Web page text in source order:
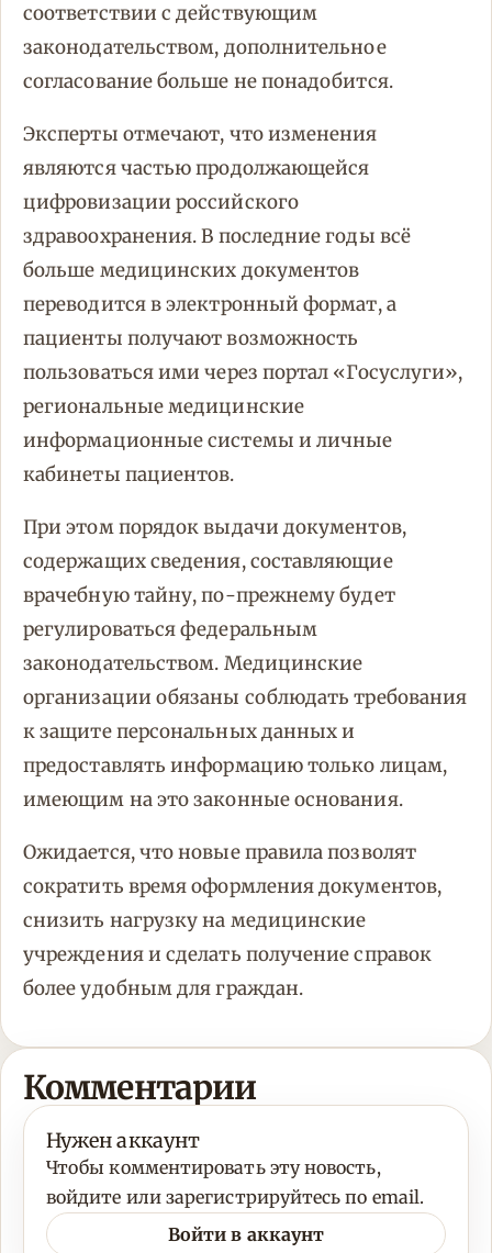
соответствии с действующим
законодательством, дополнительное
согласование больше не понадобится.
Эксперты отмечают, что изменения
являются частью продолжающейся
цифровизации российского
здравоохранения. В последние годы всё
больше медицинских документов
переводится в электронный формат, а
пациенты получают возможность
пользоваться ими через портал «Госуслуги»,
региональные медицинские
информационные системы и личные
кабинеты пациентов.
При этом порядок выдачи документов,
содержащих сведения, составляющие
врачебную тайну, по-прежнему будет
регулироваться федеральным
законодательством. Медицинские
организации обязаны соблюдать требования
к защите персональных данных и
предоставлять информацию только лицам,
имеющим на это законные основания.
Ожидается, что новые правила позволят
сократить время оформления документов,
снизить нагрузку на медицинские
учреждения и сделать получение справок
более удобным для граждан.
Комментарии
Нужен аккаунт
Чтобы комментировать эту новость,
войдите или зарегистрируйтесь по email.
Войти в аккаунт